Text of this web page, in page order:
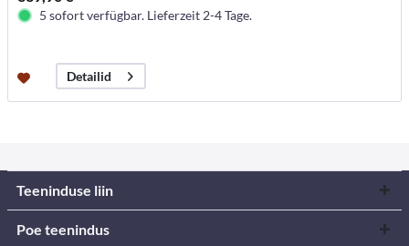
5 sofort verfügbar. Lieferzeit 2-4 Tage.
Detailid
Teeninduse liin
Poe teenindus